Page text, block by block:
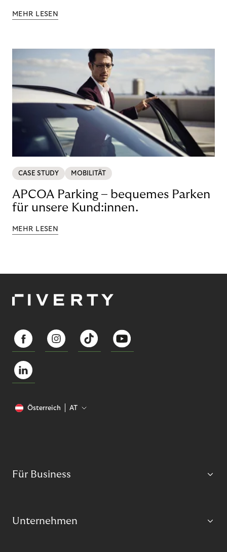
MEHR LESEN
CASE STUDY MOBILITÄT
APCOA Parking – bequemes Parken
für unsere Kund:innen.
MEHR LESEN
Österreich AT
Für Business
Unternehmen